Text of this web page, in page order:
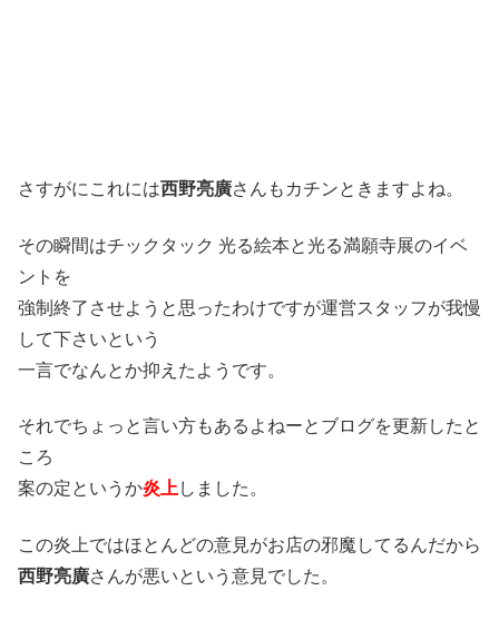
さすがにこれには西野亮廣さんもカチンときますよね。
その瞬間はチックタック 光る絵本と光る満願寺展のイベ
ントを
強制終了させようと思ったわけですが運営スタッフが我慢
して下さいという
一言でなんとか抑えたようです。
それでちょっと言い方もあるよねーとブログを更新したと
ころ
案の定というか炎上 しました。
この炎上ではほとんどの意見がお店の邪魔してるんだから
西野亮廣さんが悪いという意見でした。